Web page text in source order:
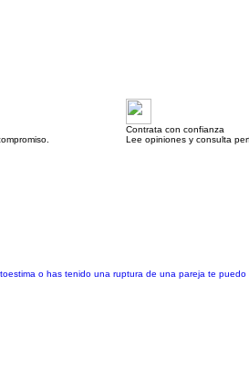
Contrata con confianza
Lee opiniones y consulta
o has tenido una ruptura de una pareja te puedo